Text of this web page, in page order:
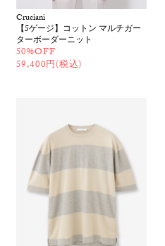
Cruciani
【5ゲージ】コットン マルチガー
ターボーダーニット
50%OFF
59,400円(税込)